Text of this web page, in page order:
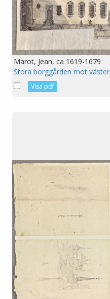
Marot, Jean, ca 1619-1679
Stora borggården mot väster
Visa pdf